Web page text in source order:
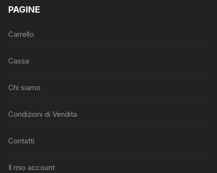
PAGINE
Carrello
Cassa
Chi siamo
Condizioni di Vendita
Contatti
Il mio account